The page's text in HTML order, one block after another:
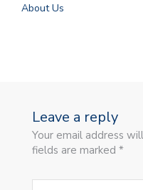
About Us
Leave a reply
Your email address
fields are marked *